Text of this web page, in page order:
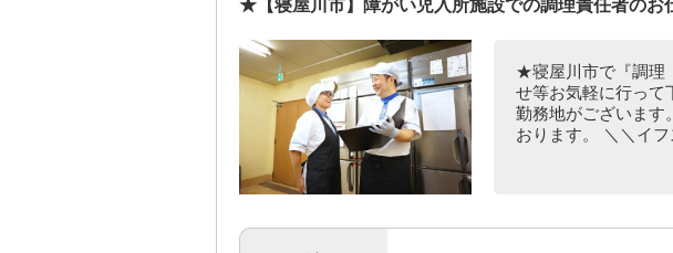
★【寝屋川市】障がい児入所施設での調理責任者の
★寝屋川市で『調理
せ等お気軽に行って
勤務地がございます
おります。 ＼＼イ